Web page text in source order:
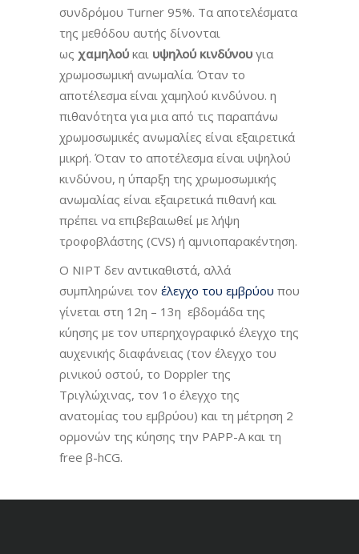
συνδρόμου Turner 95%. Τα αποτελέσματα
της μεθόδου αυτής δίνονται
ως χαμηλού και υψηλού κινδύνου για
χρωμοσωμική ανωμαλία. Όταν το
αποτέλεσμα είναι χαμηλού κινδύνου. η
πιθανότητα για μια από τις παραπάνω
χρωμοσωμικές ανωμαλίες είναι εξαιρετικά
μικρή. Όταν το αποτέλεσμα είναι υψηλού
κινδύνου, η ύπαρξη της χρωμοσωμικής
ανωμαλίας είναι εξαιρετικά πιθανή και
πρέπει να επιβεβαιωθεί με λήψη
τροφοβλάστης (CVS) ή αμνιοπαρακέντηση.
O NIPT δεν αντικαθιστά, αλλά
συμπληρώνει τον έλεγχο του εμβρύου που
γίνεται στη 12η – 13η εβδομάδα της
κύησης με τον υπερηχογραφικό έλεγχο της
αυχενικής διαφάνειας (τον έλεγχο του
ρινικού οστού, το Doppler της
Τριγλώχινας, τον 1ο έλεγχο της
ανατομίας του εμβρύου) και τη μέτρηση 2
ορμονών της κύησης την PAPP-A και τη
free β-hCG.